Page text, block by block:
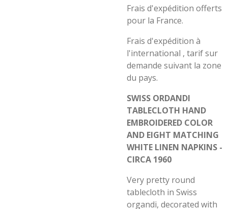
Frais d'expédition offerts
pour la France.
Frais d'expédition à
l'international , tarif sur
demande suivant la zone
du pays.
SWISS ORDANDI
TABLECLOTH HAND
EMBROIDERED COLOR
AND EIGHT MATCHING
WHITE LINEN NAPKINS -
CIRCA 1960
Very pretty round
tablecloth in Swiss
organdi, decorated with